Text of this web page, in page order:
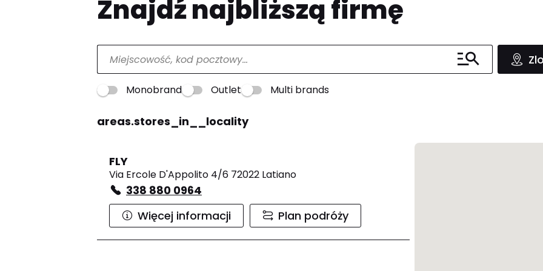
Znajdź najbliższą firmę
Monobrand Outlet Multi brands
areas.stores_in__locality
FLY
Via Ercole D'Appolito 4/6 72022 Latiano
338 880 0964
Więcej informacji
Plan podróży